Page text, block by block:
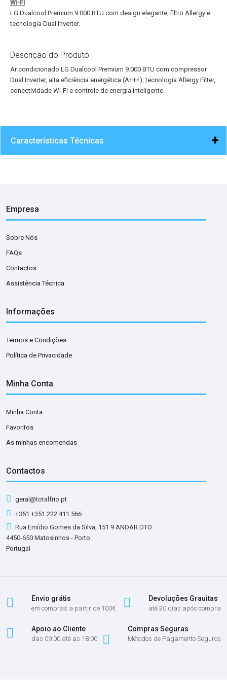
BTU
Wi-Fi
LG Dualcool Premium 9.000 BTU com design elegante, filtro Allergy e
tecnologia Dual Inverter.
Descrição do Produto
Ar condicionado LG Dualcool Premium 9.000 BTU com compressor
Dual Inverter, alta eficiência energética (A+++), tecnologia Allergy Filter,
conectividade Wi-Fi e controle de energia inteligente.
Características Técnicas
Empresa
Sobre Nós
FAQs
Contactos
Assistência Técnica
Informações
Termos e Condições
Política de Privacidade
Minha Conta
Minha Conta
Favoritos
As minhas encomendas
Contactos
geral@totalfrio.pt
+351 +351 222 411 566
Rua Emídio Gomes da Silva, 151 9 ANDAR DTO
4450-650 Matosinhos - Porto
Portugal
Envio grátis
em compras a partir de 100€
Devoluções Grauitas
até 30 dias após compra
Apoio ao Cliente
das 09:00 até as 18:00
Compras Seguras
Métodos de Pagamento Seguros